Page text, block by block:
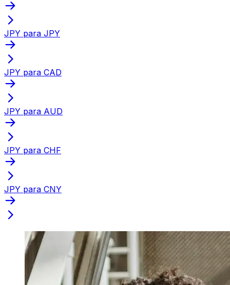
JPY para JPY
JPY para CAD
JPY para AUD
JPY para CHF
JPY para CNY